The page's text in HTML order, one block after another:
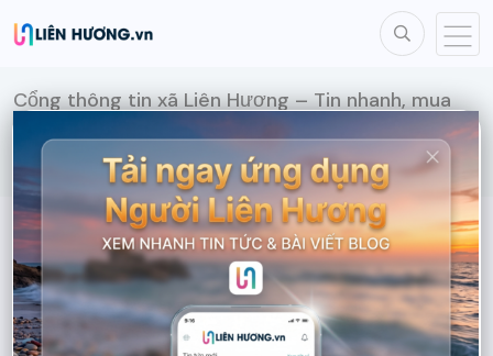
Cổng thông tin xã Liên Hương – Tin nhanh, mua
>Blog